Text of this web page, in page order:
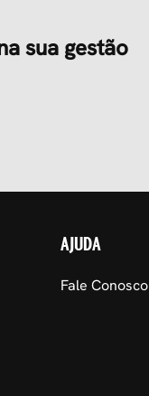
sua gestão
AJUDA
Fale Conosco